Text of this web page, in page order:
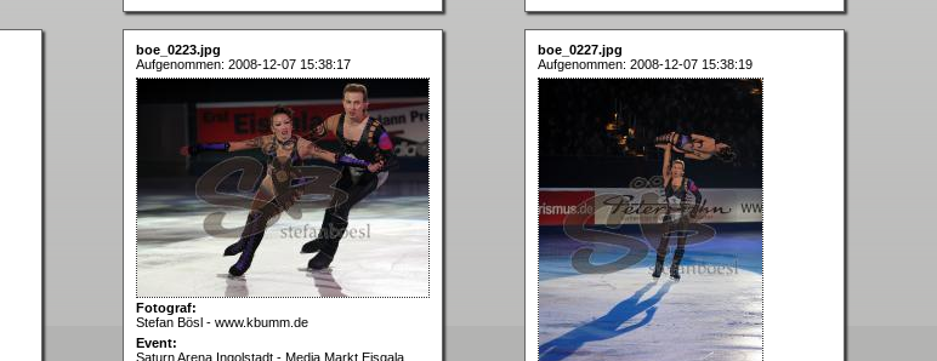
boe_0223.jpg
Aufgenommen: 2008-12-07 15:38:17
Fotograf:
Stefan Bösl - www.kbumm.de
Event:
Saturn Arena Ingolstadt - Media Markt Eisgala
boe_0227.jpg
Aufgenommen: 2008-12-07 15:38:19